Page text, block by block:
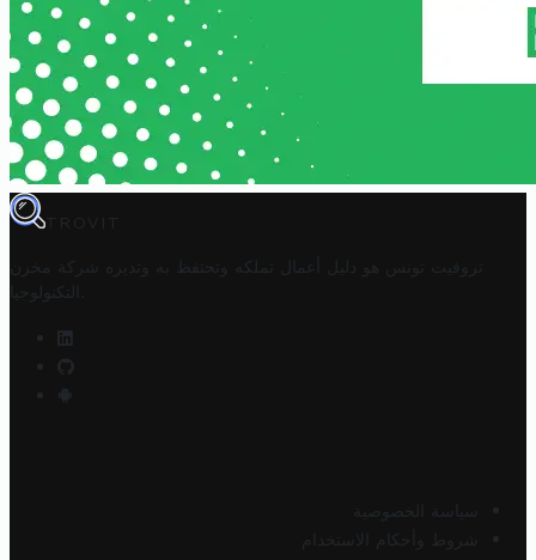
TROVIT
تروفيت تونس هو دليل أعمال تملكه وتحتفظ به وتديره
شركة مخزن
التكنولوجيا
سياسة الخصوصية
شروط وأحكام الاستخدام